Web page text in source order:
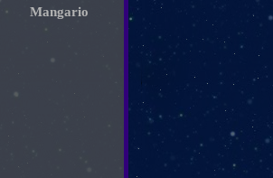
Mangario